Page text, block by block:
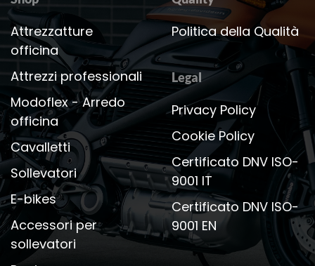
Attrezzatture
officina
Attrezzi professionali
Modoflex - Arredo
officina
Cavalletti
Sollevatori
E-bikes
Accessori per
sollevatori
Politica della Qualità
Legal
Privacy Policy
Cookie Policy
Certificato DNV ISO-
9001 IT
Certificato DNV ISO-
9001 EN